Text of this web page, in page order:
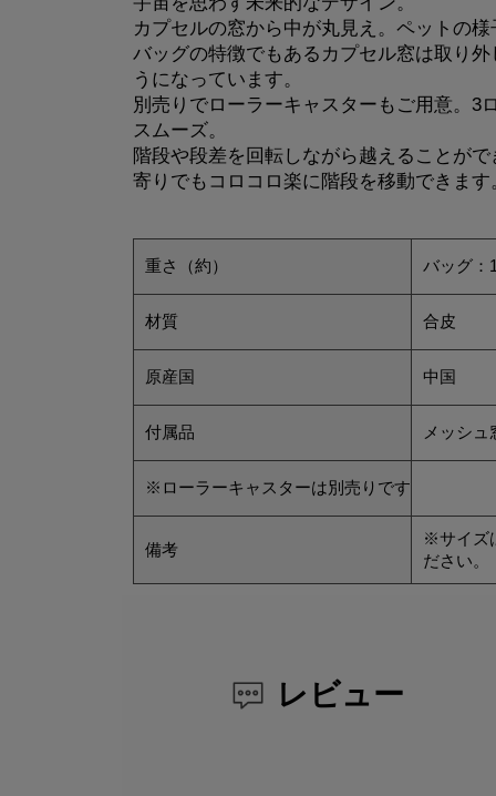
カプセルの窓から中が丸見え。ペットの
バッグの特徴でもあるカプセル窓は取り
うになっています。
別売りでローラーキャスターもご用意。3
スムーズ。
階段や段差を回転しながら越えることが
寄りでもコロコロ楽に階段を移動できます
重さ（約） バッグ：
材質 合皮
原産国 中国
付属品 メッシュ
※ローラーキャスターは別売りです
備考
※サイズ
ださい。
レビュー